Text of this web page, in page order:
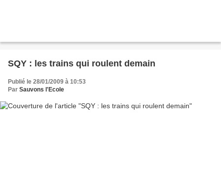
SQY : les trains qui roulent demain
Publié le 28/01/2009 à 10:53
Par Sauvons l'Ecole